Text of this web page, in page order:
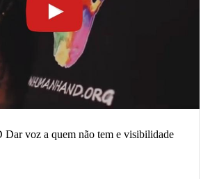
voz a quem não tem e visibilidade